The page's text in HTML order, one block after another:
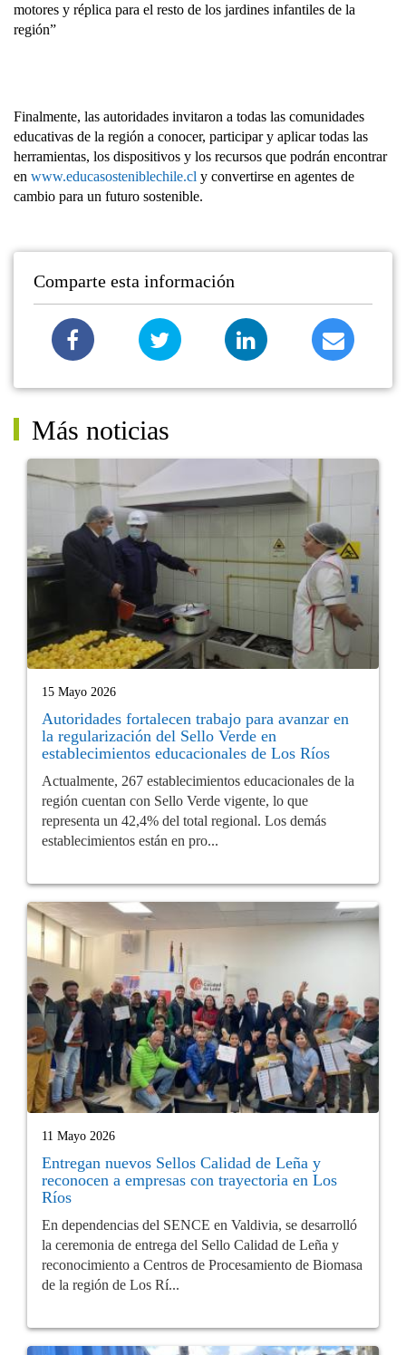
motores y réplica para el resto de los jardines infantiles de la
región”
Finalmente, las autoridades invitaron a todas las comunidades
educativas de la región a conocer, participar y aplicar todas las
herramientas, los dispositivos y los recursos que podrán encontrar
en www.educasosteniblechile.cl y convertirse en agentes de
cambio para un futuro sostenible.
Comparte esta información
Más noticias
15 Mayo 2026
Autoridades fortalecen trabajo para avanzar en
la regularización del Sello Verde en
establecimientos educacionales de Los Ríos
Actualmente, 267 establecimientos educacionales de la
región cuentan con Sello Verde vigente, lo que
representa un 42,4% del total regional. Los demás
establecimientos están en pro...
11 Mayo 2026
Entregan nuevos Sellos Calidad de Leña y
reconocen a empresas con trayectoria en Los
Ríos
En dependencias del SENCE en Valdivia, se desarrolló
la ceremonia de entrega del Sello Calidad de Leña y
reconocimiento a Centros de Procesamiento de Biomasa
de la región de Los Rí...